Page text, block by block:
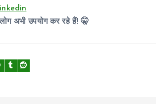
अभी उपयोग कर रहे हैं! 🤫